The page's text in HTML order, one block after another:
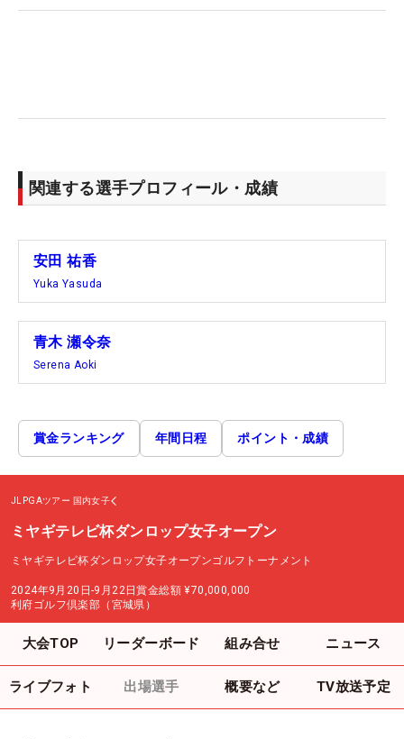
関連する選手プロフィール・成績
安田 祐香
Yuka Yasuda
青木 瀬令奈
Serena Aoki
賞金ランキング 年間日程 ポイント・成績
JLPGAツアー 国内女子
ミヤギテレビ杯ダンロップ女子オープン
ミヤギテレビ杯ダンロップ女子オープンゴルフトーナメント
2024年9月20日-9月22日賞金総額 ¥70,000,000
利府ゴルフ倶楽部（宮城県）
大会TOP リーダーボード 組み合せ ニュース
ライブフォト 出場選手 概要など TV放送予定